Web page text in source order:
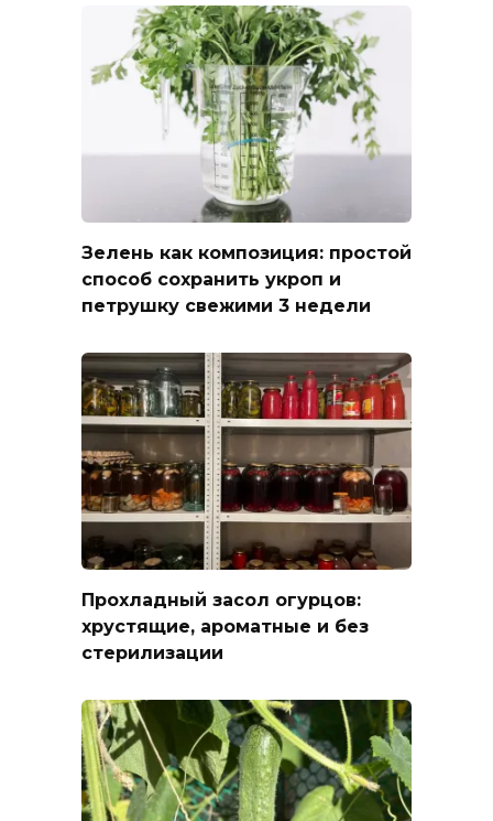
Зелень как композиция: простой
способ сохранить укроп и
петрушку свежими 3 недели
Прохладный засол огурцов:
хрустящие, ароматные и без
стерилизации